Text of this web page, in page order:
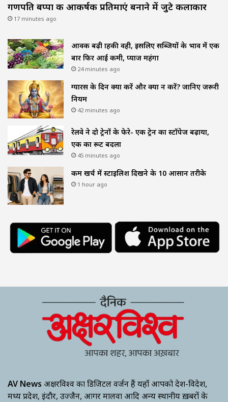
गणपति बप्पा की आकर्षक प्रतिमाएं बनाने में जुटे कलाकार
17 minutes ago
आवक बढ़ी ग्राहकी वही, इसलिए सब्जियों के भाव में एक
बार फिर आई कमी, प्याज महंगा
24 minutes ago
ग्यारस के दिन क्या करें और क्या न करें? जानिए जरूरी
नियम
42 minutes ago
रेलवे ने दो ट्रेनों के फेरे- एक ट्रेन का स्टॉपेज बढ़ाया,
एक का रूट बदला
45 minutes ago
कम खर्च में स्टाइलिश दिखने के 10 आसान तरीके
1 hour ago
AV News अक्षरविश्व का डिजिटल वर्जन हैं यहाँ आपको देश-विदेश,
मध्य प्रदेश, इंदौर, उज्जैन, आगर मालवा आदि अन्य स्थानीय ख़बरों के